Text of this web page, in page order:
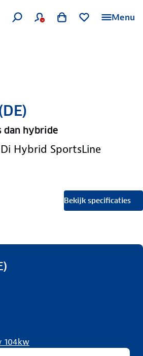
Menu
dan hybride
Hybrid SportsLine
Bekijk specificaties
104kw